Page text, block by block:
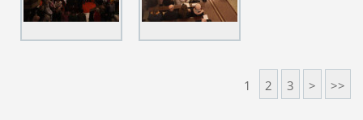
1 2 3 > >>